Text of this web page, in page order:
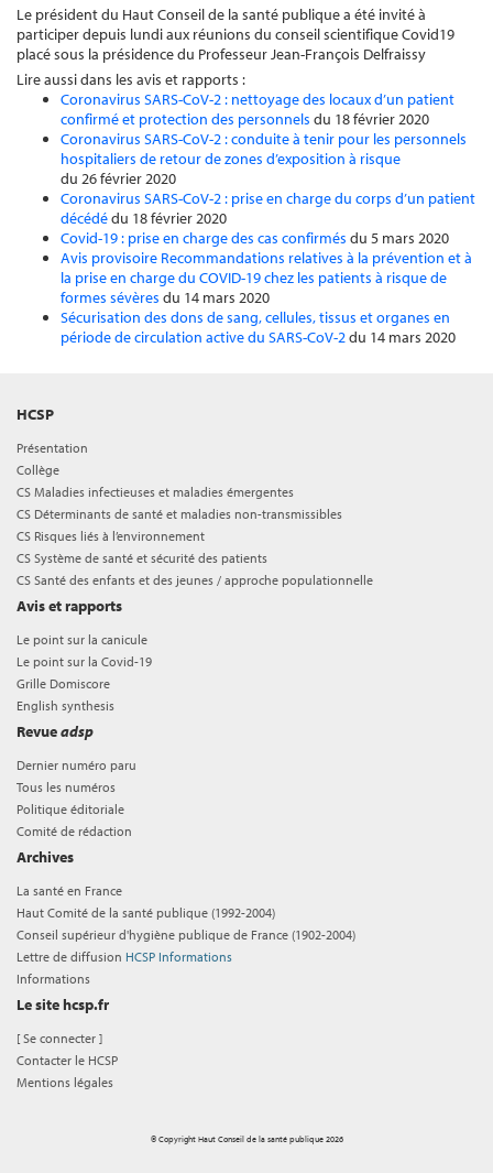
Le président du Haut Conseil de la santé publique a été invité à
participer depuis lundi aux réunions du conseil scientifique Covid19
placé sous la présidence du Professeur Jean-François Delfraissy
Lire aussi dans les avis et rapports :
Coronavirus SARS-CoV-2 : nettoyage des locaux d’un patient
confirmé et protection des personnels du 18 février 2020
Coronavirus SARS-CoV-2 : conduite à tenir pour les personnels
hospitaliers de retour de zones d’exposition à risque
du 26 février 2020
Coronavirus SARS-CoV-2 : prise en charge du corps d’un patient
décédédu 18 février 2020
Covid-19 : prise en charge des cas confirmés du 5 mars 2020
Avis provisoire Recommandations relatives à la prévention et à
la prise en charge du COVID-19 chez les patients à risque de
formes sévères du 14 mars 2020
Sécurisation des dons de sang, cellules, tissus et organes en
période de circulation active du SARS-CoV-2du 14 mars 2020
HCSP
Présentation
Collège
CS Maladies infectieuses et maladies émergentes
CS Déterminants de santé et maladies non-transmissibles
CS Risques liés à l’environnement
CS Système de santé et sécurité des patients
CS Santé des enfants et des jeunes / approche populationnelle
Avis et rapports
Le point sur la canicule
Le point sur la Covid-19
Grille Domiscore
English synthesis
Revueadsp
Dernier numéro paru
Tous les numéros
Politique éditoriale
Comité de rédaction
Archives
La santé en France
Haut Comité de la santé publique (1992-2004)
Conseil supérieur d'hygiène publique de France (1902-2004)
Lettre de diffusion HCSP Informations
Informations
Le site hcsp.fr
[Se connecter ]
Contacter le HCSP
Mentions légales
© Copyright Haut Conseil de la santé publique 2026